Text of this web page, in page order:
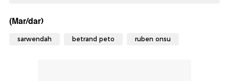
(Mar/dar)
sarwendah betrand peto ruben onsu